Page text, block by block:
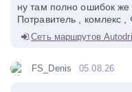
ну там полно ошибок же
Потравитель , комлекс
Сеть маршрутов
FS_Denis 05.08.26